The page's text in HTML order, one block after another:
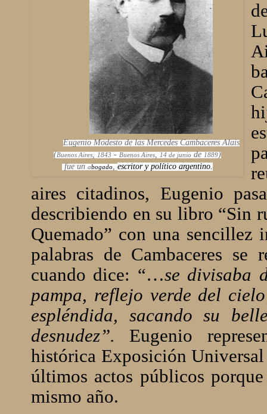
Eugenio Modesto de las Mercedes Cambaceres Alais
(Buenos Aires, 1843-Buenos Aires, 14 de juniode 1889)
fue unabogado,escritory político argentino.
aires citadinos, Eugenio
describiendo en su libro “Sin
Quemado” con una sencillez
palabras de Cambaceres
cuando dice: “…se divisaba
pampa, reflejo verde del
espléndida, sacando su
desnudez”. Eugenio
histórica Exposición
últimos actos públicos
mismo año.